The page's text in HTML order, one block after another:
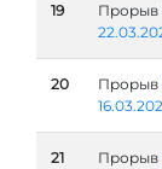
19
Прорыв
20 Прорыв
21 Прорыв